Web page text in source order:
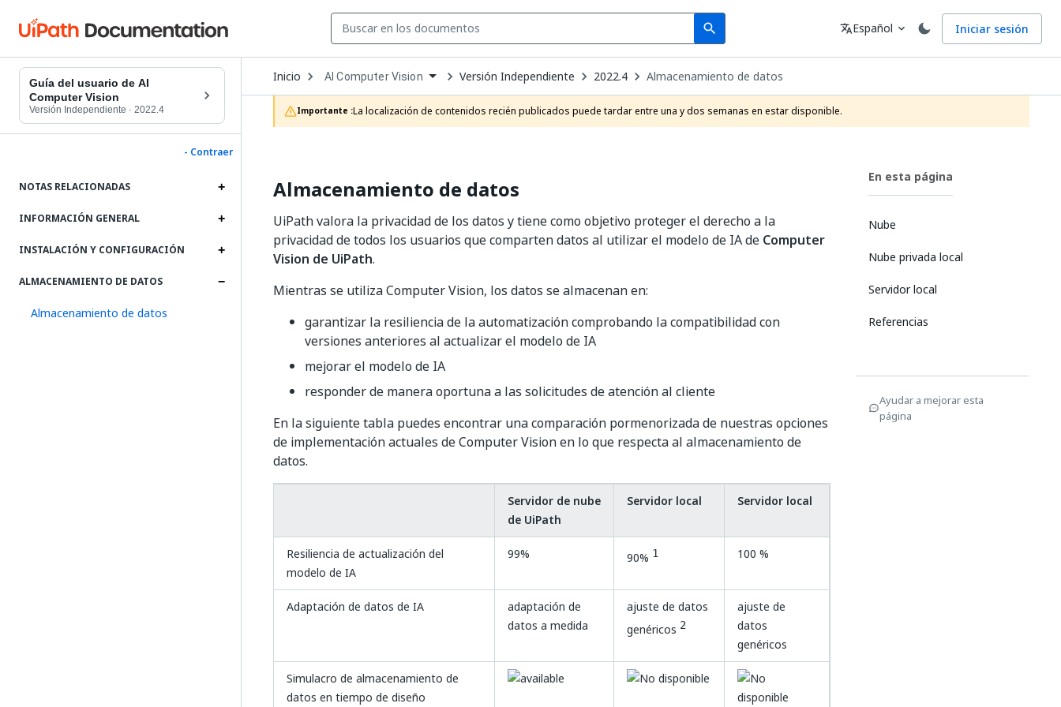
search
Search Idioma
translateEspañol expand_more Iniciar sesión
Guía del usuario de AI
Computer Vision
Versión Independiente · 2022.4
- Contraer
NOTAS RELACIONADAS
INFORMACIÓN GENERAL
INSTALACIÓN Y CONFIGURACIÓN
ALMACENAMIENTO DE DATOS
Almacenamiento de datos
Inicio Open
Dropdown
to
choose
product
AI Computer Vision Versión Independiente 2022.4 Almacenamiento de datos
Importante :La localización de contenidos recién publicados puede tardar entre una y dos semanas en estar disponible.
Almacenamiento de datos
UiPath valora la privacidad de los datos y tiene como objetivo proteger el derecho a la
privacidad de todos los usuarios que comparten datos al utilizar el modelo de IA de Computer
Vision de UiPath.
Mientras se utiliza Computer Vision, los datos se almacenan en:
garantizar la resiliencia de la automatización comprobando la compatibilidad con
versiones anteriores al actualizar el modelo de IA
mejorar el modelo de IA
responder de manera oportuna a las solicitudes de atención al cliente
En la siguiente tabla puedes encontrar una comparación pormenorizada de nuestras opciones
de implementación actuales de Computer Vision en lo que respecta al almacenamiento de
datos.
Servidor de nube
de UiPath
Servidor local Servidor local
Resiliencia de actualización del
modelo de IA
99% 90% 1 100 %
Adaptación de datos de IA
adaptación de
datos a medida
ajuste de datos
genéricos 2
ajuste de
datos
genéricos
Simulacro de almacenamiento de
datos en tiempo de diseño
En esta página
Nube
Nube privada local
Servidor local
Referencias
Ayudar a mejorar esta
página